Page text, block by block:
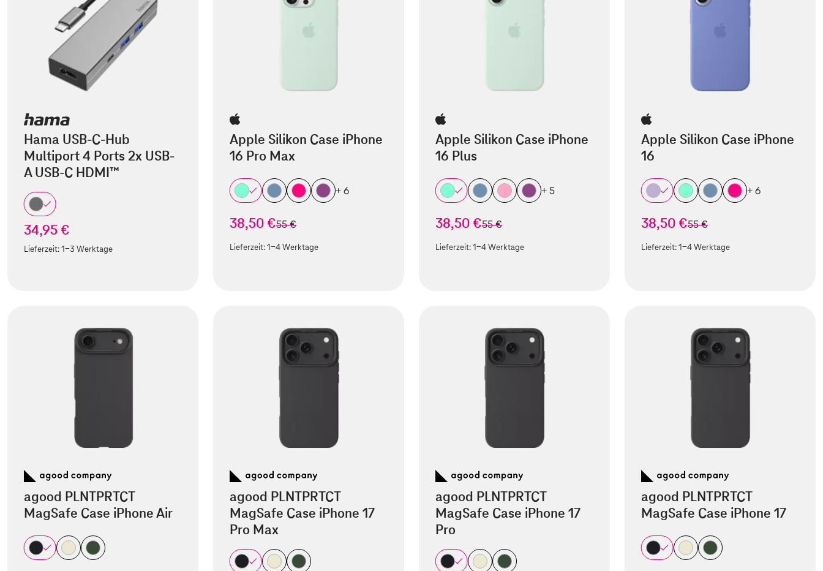
Hama USB-C-Hub
Multiport 4 Ports 2x USB-
A USB-C HDMI™
34,95 €
Lieferzeit:1-3 Werktage
Apple Silikon Case iPhone
16 Pro Max
+ 6
38,50 €statt
55 €
Lieferzeit:1-4 Werktage
Apple Silikon Case iPhone
16 Plus
+ 5
38,50 €statt
55 €
Lieferzeit:1-4 Werktage
Apple Silikon Case iPhone
16
+ 6
38,50 €statt
55 €
Lieferzeit:1-4 Werktage
agood PLNTPRTCT
MagSafe Case iPhone Air
agood PLNTPRTCT
MagSafe Case iPhone 17
Pro Max
agood PLNTPRTCT
MagSafe Case iPhone 17
Pro
agood PLNTPRTCT
MagSafe Case iPhone 17